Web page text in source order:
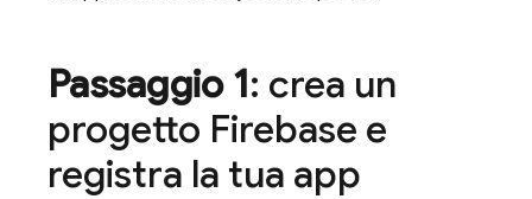
Passaggio 1: crea un
progetto Firebase e
registra la tua app